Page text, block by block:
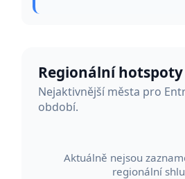
Regionální hotspoty
Nejaktivnější města pro
období.
Aktuálně nejsou
regionální